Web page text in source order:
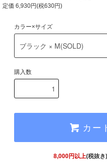
定価 6,930円(税630円)
カラー×サイズ
購入数
カー
8,000円以上(税抜き